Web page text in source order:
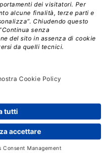
di spedizione
d'uso
01702840180 | C.F.
dei Dati: dpo@lswr.it
- 20134 Milano (MI)
02.88184.270